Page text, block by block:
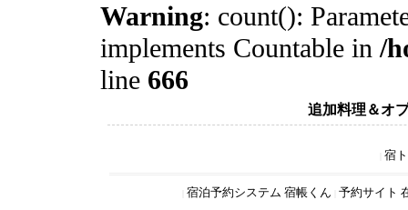
Warning: count():
implements Countable in/
line 666
追加料理＆オ
宿
宿泊予約システム 宿帳くん 予約サイト